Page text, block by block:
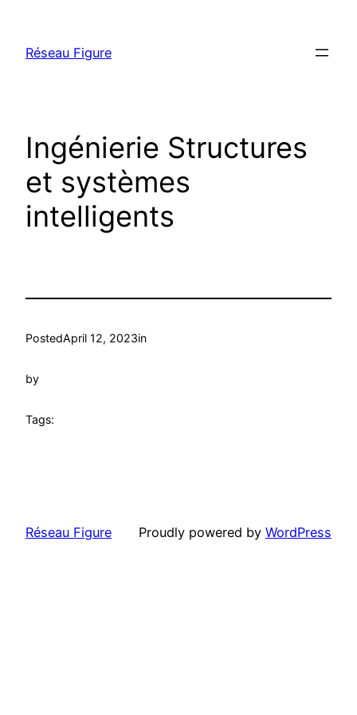
content
Réseau Figure
Ingénierie Structures
et systèmes
intelligents
PostedApril 12, 2023in
by
Tags:
Réseau Figure Proudly powered by WordPress